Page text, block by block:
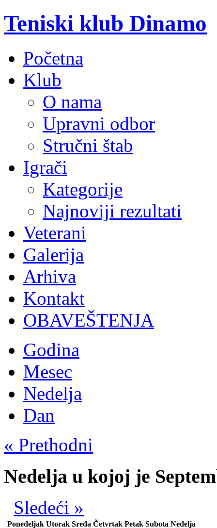
Teniski klub Dinamo
Početna
Klub
O nama
Upravni odbor
Stručni štab
Igrači
Kategorije
Najnoviji rezultati
Veterani
Galerija
Arhiva
Kontakt
OBAVEŠTENJA
Godina
Mesec
Nedelja
Dan
« Prethodni
Nedelja u kojoj je
Sledeći »
Ponedeljak Utorak Sreda Četvrtak Petak Subota Nedelja